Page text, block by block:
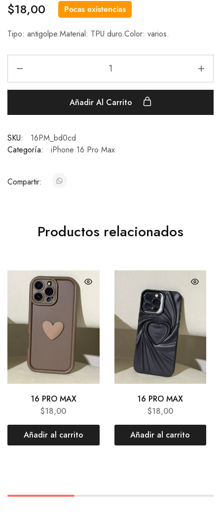
$18,00 Pocas existencias
Tipo: antigolpe.Material: TPU duro.Color: varios.
Añadir Al Carrito
SKU:
16PM_bd0cd
Categoría:
iPhone 16 Pro Max
Compartir:
Productos relacionados
16 PRO MAX
$18,00
Añadir al carrito
16 PRO MAX
$18,00
Añadir al carrito